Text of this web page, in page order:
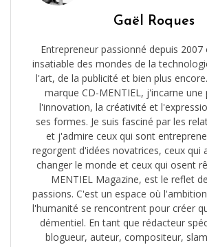
Gaël Roques
Entrepreneur passionné depuis
insatiable des mondes de la
l'art, de la publicité et bien plus
marque CD-MENTIEL, j'incarne
l'innovation, la créativité et
ses formes. Je suis fasciné par les
et j'admire ceux qui sont
regorgent d'idées novatrices, ceux qui
changer le monde et ceux qui osent
MENTIEL Magazine, est le reflet
passions. C'est un espace où
l'humanité se rencontrent pour créer
démentiel. En tant que rédacteur
blogueur, auteur, compositeur,